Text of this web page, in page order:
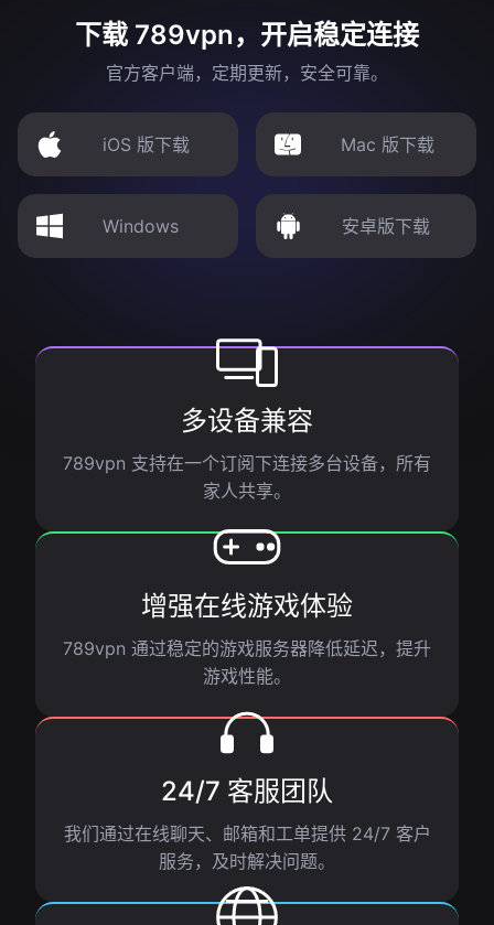
下载 789vpn，开启稳定连接
官方客户端，定期更新，安全可靠。
iOS 版下载 Mac 版下载
Windows 安卓版下载
多设备兼容
789vpn 支持在一个订阅下连接多台设备，所有
家人共享。
增强在线游戏体验
789vpn 通过稳定的游戏服务器降低延迟，提升
游戏性能。
24/7 客服团队
我们通过在线聊天、邮箱和工单提供 24/7 客户
服务，及时解决问题。